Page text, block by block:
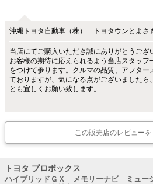
沖縄トヨタ自動車（株） トヨタウンとよさ
当店にてご購入いただき誠にありがとうござ
お客様の期待に応えられるよう当店スタッ
をつけて参ります。クルマの品質、アフター
ておりますが、気になる点がございましたら
とも宜しくお願い致します。
この販売店のレビュー
トヨタ プロボックス
ハイブリッドＧＸ メモリーナビ ミュー